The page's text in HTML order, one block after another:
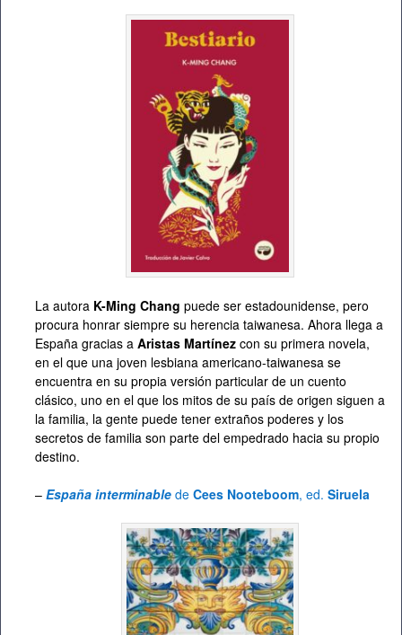
La autora K-Ming Chang puede ser estadounidense, pero
procura honrar siempre su herencia taiwanesa. Ahora llega a
España gracias a Aristas Martínez con su primera novela,
en el que una joven lesbiana americano-taiwanesa se
encuentra en su propia versión particular de un cuento
clásico, uno en el que los mitos de su país de origen siguen a
la familia, la gente puede tener extraños poderes y los
secretos de familia son parte del empedrado hacia su propio
destino.
– España interminable de Cees Nooteboom, ed. Siruela